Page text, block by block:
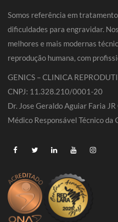
Somos referência em
dificuldades para engravidar.
melhores e mais modernas
reprodução humana, com
GENICS – CLINICA
CNPJ: 11.328.210/0001-20
Dr. Jose Geraldo Aguiar Faria
Médico Responsável Técnico da